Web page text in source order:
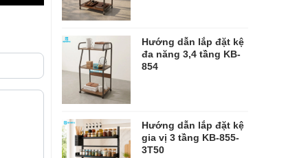
Hướng dẫn lắp đặt kệ
đa năng 3,4 tầng KB-
854
Hướng dẫn lắp đặt kệ
gia vị 3 tầng KB-855-
3T50